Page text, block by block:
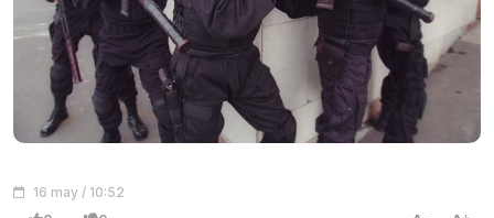
16 may / 10:52